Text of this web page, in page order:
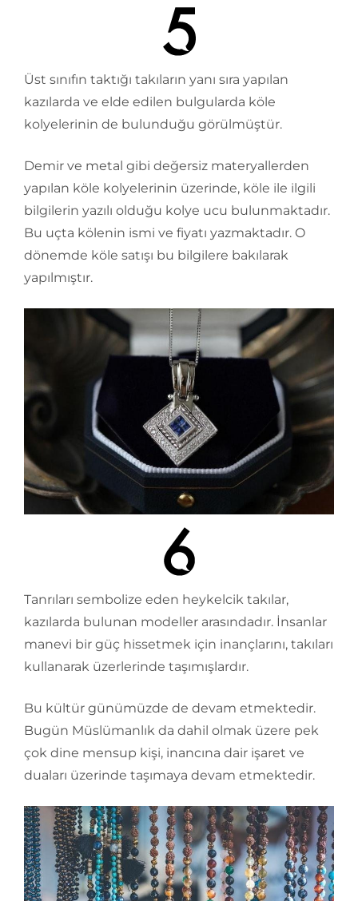
Üst sınıfın taktığı takıların yanı sıra yapılan
kazılarda ve elde edilen bulgularda köle
kolyelerinin de bulunduğu görülmüştür.
Demir ve metal gibi değersiz materyallerden
yapılan köle kolyelerinin üzerinde, köle ile ilgili
bilgilerin yazılı olduğu kolye ucu bulunmaktadır.
Bu uçta kölenin ismi ve fiyatı yazmaktadır. O
dönemde köle satışı bu bilgilere bakılarak
yapılmıştır.
Tanrıları sembolize eden heykelcik takılar,
kazılarda bulunan modeller arasındadır. İnsanlar
manevi bir güç hissetmek için inançlarını, takıları
kullanarak üzerlerinde taşımışlardır.
Bu kültür günümüzde de devam etmektedir.
Bugün Müslümanlık da dahil olmak üzere pek
çok dine mensup kişi, inancına dair işaret ve
duaları üzerinde taşımaya devam etmektedir.